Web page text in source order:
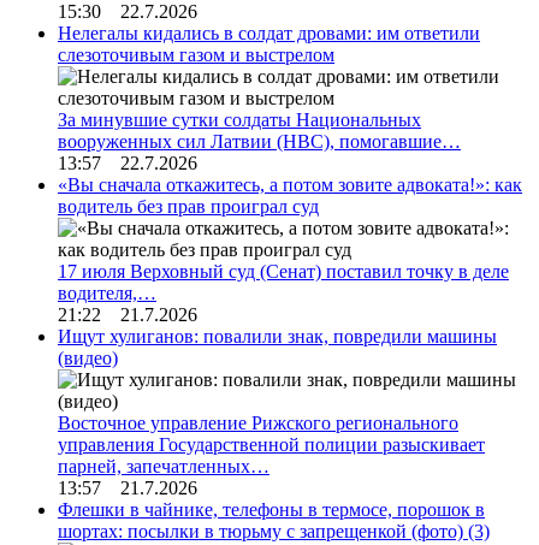
15:30 22.7.2026
Нелегалы кидались в солдат дровами: им ответили
слезоточивым газом и выстрелом
За минувшие сутки солдаты Национальных
вооруженных сил Латвии (НВС), помогавшие…
13:57 22.7.2026
«Вы сначала откажитесь, а потом зовите адвоката!»: как
водитель без прав проиграл суд
17 июля Верховный суд (Сенат) поставил точку в деле
водителя,…
21:22 21.7.2026
Ищут хулиганов: повалили знак, повредили машины
(видео)
Восточное управление Рижского регионального
управления Государственной полиции разыскивает
парней, запечатленных…
13:57 21.7.2026
Флешки в чайнике, телефоны в термосе, порошок в
шортах: посылки в тюрьму с запрещенкой (фото) (3)